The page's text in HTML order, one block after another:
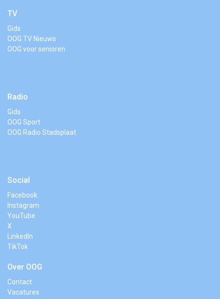
TV
Gids
OOG TV Nieuws
OOG voor senioren
Radio
Gids
OOG Sport
OOG Radio Stadsplaat
Social
Facebook
Instagram
YouTube
X
LinkedIn
TikTok
Over OOG
Contact
Vacatures